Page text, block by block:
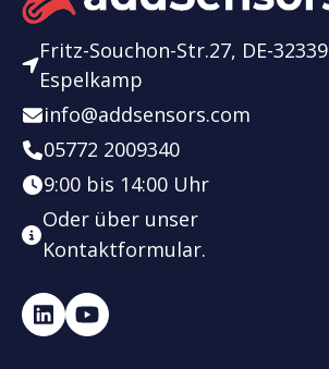
Fritz-Souchon-Str.27, DE-32339
Espelkamp
info@addsensors.com
05772 2009340
9:00 bis 14:00 Uhr
Oder über unser
Kontaktformular.